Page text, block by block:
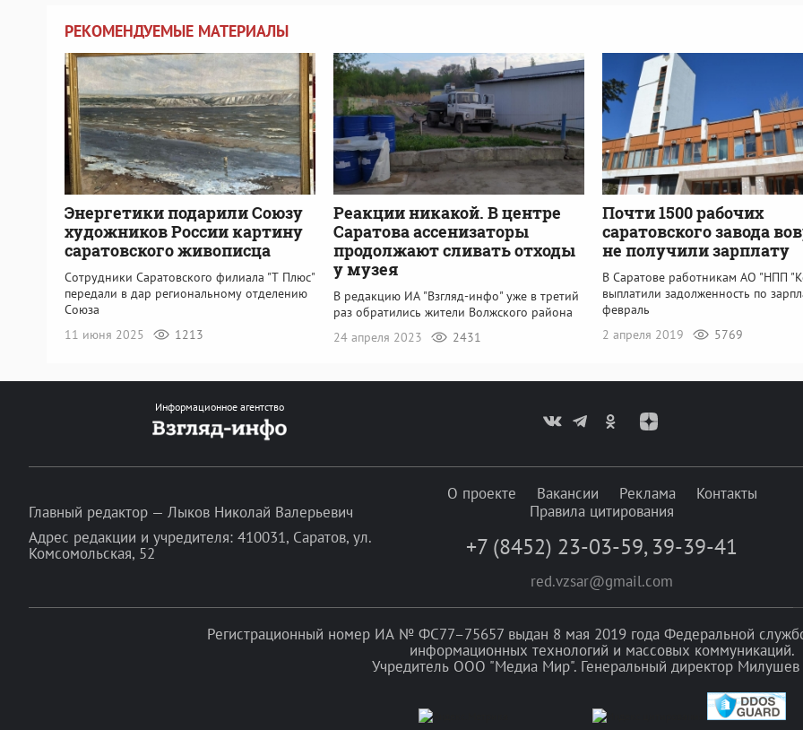
РЕКОМЕНДУЕМЫЕ МАТЕРИАЛЫ
Энергетики подарили Союзу
художников России картину
саратовского живописца
Сотрудники Саратовского филиала "Т Плюс"
передали в дар региональному отделению
Союза
11 июня 2025
1213
Реакции никакой. В центре
Саратова ассенизаторы
продолжают сливать отходы
у музея
В редакцию ИА "Взгляд-инфо" уже в третий
раз обратились жители Волжского района
24 апреля 2023
2431
Почти 1500 рабочих
саратовского завода
не получили зарплату
В Саратове работникам АО "НПП
выплатили задолженность по
февраль
2 апреля 2019
5769
Информационное агентство
Главный редактор — Лыков Николай Валерьевич
Адрес редакции и учредителя: 410031, Саратов, ул.
Комсомольская, 52
О проекте Вакансии Реклама
Контакты
Правила цитирования
+7 (8452) 23-03-59, 39-39-41
red.vzsar@gmail.com
Регистрационный номер ИА № ФС77–75657 выдан 8 мая 2019 года Федеральной
информационных технологий и массовых коммуникаций.
Учредитель ООО "Медиа Мир". Генеральный директор